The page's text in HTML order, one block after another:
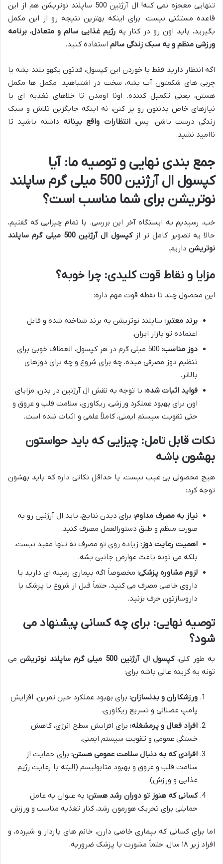
تنهایی معجزه نمی کنه! ال آرژنین 500 ساپلند نوتریشن هم از این
قاعده مستثنی نیست. برای اینکه بهترین نتیجه رو از این مکمل
بگیرید، باید اون رو در کنار یهرژیم غذایی سالم و متعادل، برنامه
ورزشی منظم و یه سبک زندگی سالم استفاده کنید.
اگه انتظار دارید فقط با خوردن این کپسول، قدتون یکهو بلند بشه یا
چربی های شکمتون آب بشه، سخت در اشتباهید. مکمل ها مکمل
هستن، یعنی تکمیل کننده. اونا اومدن تا خلاهای تغذیه ای یا
نیازهای خاص بدنتون رو پر کنن، نه اینکه جایگزین تلاش و سبک
زندگی درست باشن. پس،انتظارات واقع بینانه داشته باشید تا
ناامید نشید.
جمع بندی نهایی و توصیه ما: آیا
کپسول ال آرژنین 500 میلی گرم ساپلند
نوتریشن برای شما مناسب است؟
خب، رسیدیم به ایستگاه آخر این بررسی. با تمام چیزایی که گفتیم،
حالا یه تصویر کامل تر از
کپسول ال آرژنین 500 میلی گرم ساپلند
نوتریشن داریم.
مزایا و نقاط قوت کلیدی: چرا خوبه؟
این محصول چند تا نقطه قوت مهم داره:
برند معتبر: ساپلند نوتریشن یه برند شناخته شده و قابل
اعتماده تو بازار ایران.
دوز مناسب:
500 میلی گرم در هر کپسول، انعطاف خوبی برای
تنظیم دوز مصرفی میده، چه برای شروع و چه برای دوزهای
بالاتر.
فواید اثبات شده: با توجه به نقش ال آرژنین در بدن، مزایای
اون برای بهبود عملکرد ورزشی، ریکاوری، سلامت قلب و عروق و
حتی تقویت سیستم ایمنی، کاملاً علمی و اثبات شده است.
نکات قابل تامل: چیزایی که باید حواستون
بهشون باشه
هیچ محصولی بی عیب نیست، یا حداقل نکاتی داره که باید بهشون
توجه کرد:
نیاز به مصرف مداوم: برای دیدن نتایج، باید ال آرژنین رو به
صورت منظم و طبق دستورالعمل مصرف کنید.
اهمیت رعایت دوز: زیاده روی تو مصرف نه تنها مفید نیست،
بلکه می تونه باعث عوارض جانبی بشه.
لزوم مشاوره پزشکی: مخصوصاً اگه بیماری زمینه ای دارید یا
داروی خاصی مصرف می کنید، حتماً قبل از شروع با پزشک یا
داروسازتون حرف بزنید.
توصیه نهایی: برای چه کسانی پیشنهاد می
شود؟
به طور کلی،کپسول ال آرژنین 500 میلی گرم ساپلند نوتریشن
می
تونه یه گزینه عالی باشه برای:
ورزشکاران و بدنسازان: برای بهبود عملکرد حین تمرین، افزایش
پامپ عضلانی و تسریع ریکاوری.
افراد فعال و پرمشغله: برای افزایش سطح انرژی، کاهش
خستگی عمومی و تقویت سیستم ایمنی.
افرادی که به دنبال سلامت عمومی هستن: برای حمایت از
سلامت قلب و عروق و بهبود متابولیسم (البته با رعایت رژیم
غذایی و ورزش).
کسانی که هنوز تو دوران رشد هستن: به عنوان یه عامل
حمایتی برای تحریک هورمون رشد، کنار تغذیه مناسب و ورزش.
اما برای کسانی که بیماری خاصی دارن، خانم های باردار و شیرده، و
افراد زیر ۱۸ سال، حتماً مشورت با پزشک ضروریه.